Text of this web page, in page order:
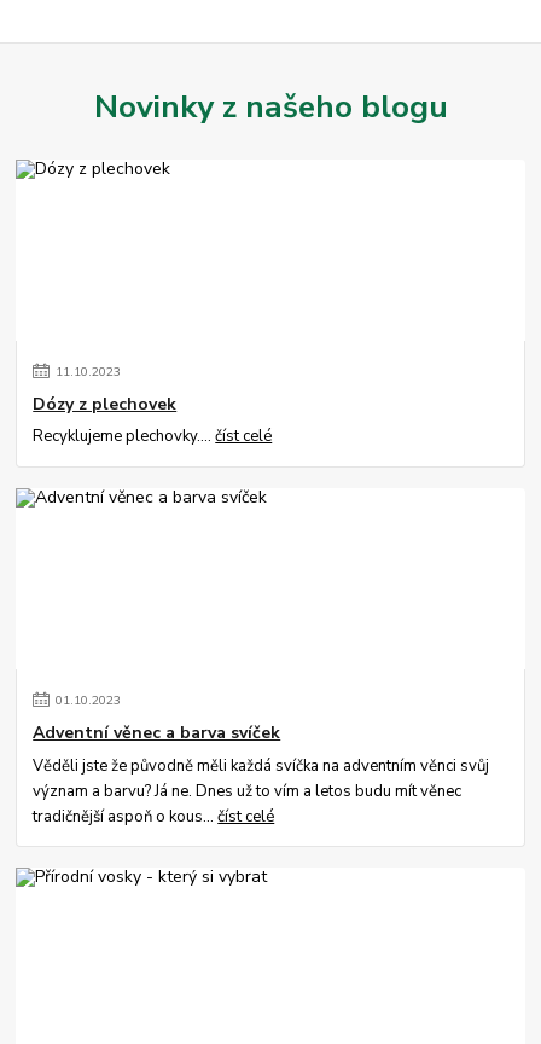
Novinky z našeho blogu
11.10.2023
Dózy z plechovek
Recyklujeme plechovky....číst celé
01.10.2023
Adventní věnec a barva svíček
Věděli jste že původně měli každá svíčka na adventním věnci svůj
význam a barvu? Já ne. Dnes už to vím a letos budu mít věnec
tradičnější aspoň o kous...číst celé